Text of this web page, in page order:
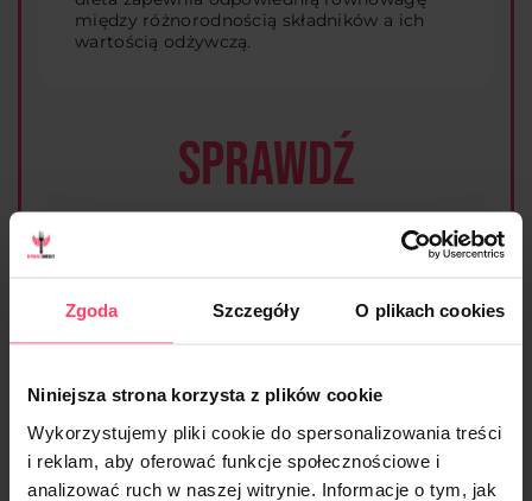
Zgoda Szczegóły O plikach cookies
Niniejsza strona korzysta z plików cookie
Wykorzystujemy pliki cookie do spersonalizowania treści
i reklam, aby oferować funkcje społecznościowe i
analizować ruch w naszej witrynie. Informacje o tym, jak
między różnorodnością składników a ich
wartością odżywczą.
SPRAWDŹ
aktualne menu i
wszystkie dostępne
Sprawdzam